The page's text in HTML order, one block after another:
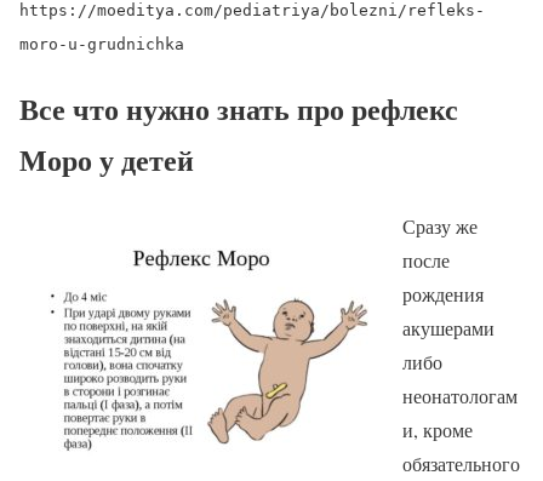
https://moeditya.com/pediatriya/bolezni/refleks-
moro-u-grudnichka
Все что нужно знать про рефлекс
Моро у детей
Сразу же
после
рождения
акушерами
либо
неонатологам
и, кроме
обязательного